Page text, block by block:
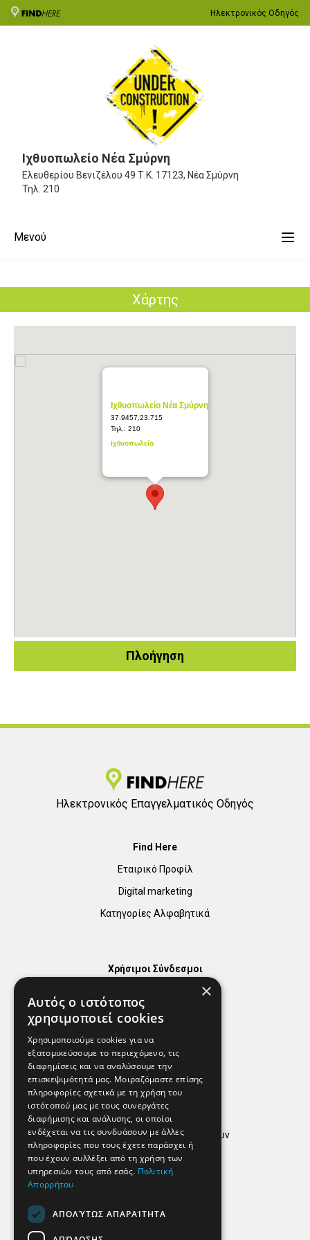
Ηλεκτρονικός Οδηγός
Ιχθυοπωλείο Νέα Σμύρνη
Ελευθερίου Βενιζέλου 49 Τ.Κ. 17123, Νέα Σμύρνη
Τηλ. 210
Μενού
Χάρτης
Ιχθυοπωλείο Νέα Σμύρνη
37.9457,23.715
Τηλ.: 210
Ιχθυοπωλεία
Πλοήγηση
Ηλεκτρονικός Επαγγελματικός Οδηγός
Find Here
Εταιρικό Προφίλ
Digital marketing
Κατηγορίες Αλφαβητικά
Χρήσιμοι Σύνδεσμοι
Χρήσιμα Τηλέφωνα
Εφημερεύοντα Φαρμακεία
Απόρρητο
Όροι Χρήσης
Πολιτική προστασίας δεδομένων
Findhere
Social Media
×
Αυτός ο ιστότοπος
χρησιμοποιεί cookies
Χρησιμοποιούμε cookies για να
εξατομικεύσουμε το περιεχόμενο, τις
διαφημίσεις και να αναλύσουμε την
επισκεψιμότητά μας. Μοιραζόμαστε επίσης
πληροφορίες σχετικά με τη χρήση του
ιστότοπού μας με τους συνεργάτες
διαφήμισης και ανάλυσης, οι οποίοι
ενδέχεται να τις συνδυάσουν με άλλες
πληροφορίες που τους έχετε παράσχει ή
που έχουν συλλέξει από τη χρήση των
υπηρεσιών τους από εσάς. Πολιτική
Απορρήτου
ΑΠΟΛΎΤΩΣ ΑΠΑΡΑΊΤΗΤΑ